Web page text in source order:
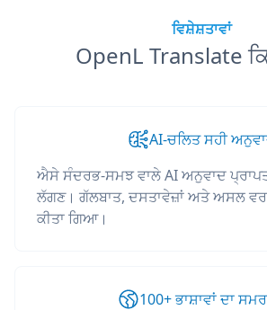
ਵਿਸ਼ੇਸ਼ਤਾਵਾਂ
OpenL Translate
AI-ਚਲਿਤ ਸਹੀ
ਐਸੇ ਸੰਦਰਭ-ਸਮਝ ਵਾਲੇ AI ਅਨੁਵਾਦ
ਲੱਗਣ। ਗੱਲਬਾਤ, ਦਸਤਾਵੇਜ਼ਾਂ ਅਤੇ ਅਸਲ
ਕੀਤਾ ਗਿਆ।
100+ ਭਾਸ਼ਾਵਾਂ ਦਾ